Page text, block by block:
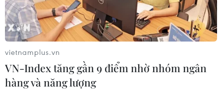
vietnamplus.vn
VN-Index tăng gần 9 điểm nhờ nhóm ngân
hàng và năng lượng